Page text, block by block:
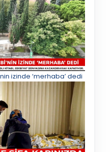
izinde ‘merhaba’ dedi